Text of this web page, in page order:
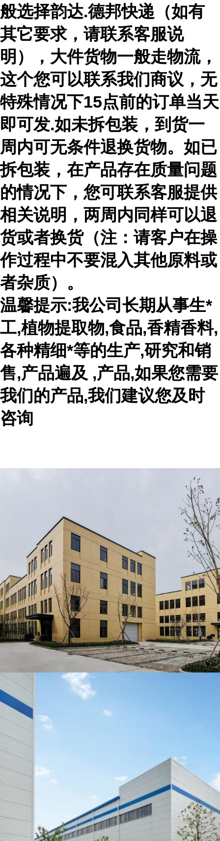
般选择韵达.德邦快递（如有
其它要求，请联系客服说
明），大件货物一般走物流，
这个您可以联系我们商议，无
特殊情况下15点前的订单当天
即可发.如未拆包装，到货一
周内可无条件退换货物。如已
拆包装，在产品存在质量问题
的情况下，您可联系客服提供
相关说明，两周内同样可以退
货或者换货（注：请客户在操
作过程中不要混入其他原料或
者杂质）。
温馨提示:我公司长期从事生*
工,植物提取物,食品,香精香料,
各种精细*等的生产,研究和销
售,产品遍及 ,产品,如果您需要
我们的产品,我们建议您及时
咨询